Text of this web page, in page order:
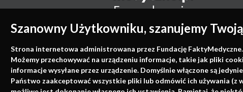
Szanowny Użytkowniku, szanujemy
Strona internetowa administrowana przez Fundację
Możemy przechowywać na urządzeniu informacje, takie jak pliki
informacje wysyłane przez urządzenie. Domyślnie włączone są
Państwo zaakceptować wszystkie pliki lub odmówić ich używania (z